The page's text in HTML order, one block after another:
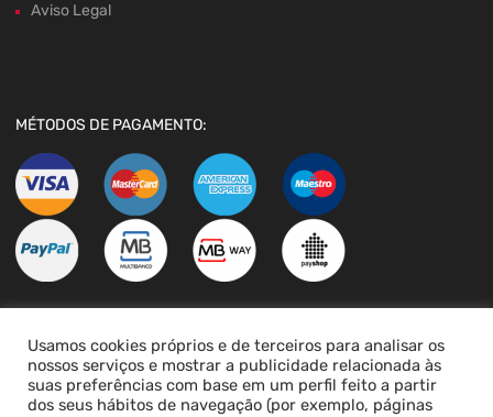
Aviso Legal
MÉTODOS DE PAGAMENTO:
LIVRO DE RECLAMAÇÕES
Usamos cookies próprios e de terceiros para analisar os
nossos serviços e mostrar a publicidade relacionada às
suas preferências com base em um perfil feito a partir
dos seus hábitos de navegação (por exemplo, páginas